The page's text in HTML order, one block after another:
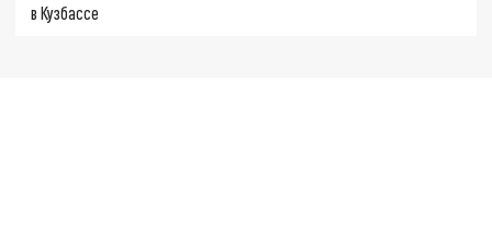
в Кузбассе